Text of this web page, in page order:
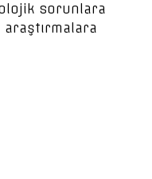
sorunlara
araştırmalara